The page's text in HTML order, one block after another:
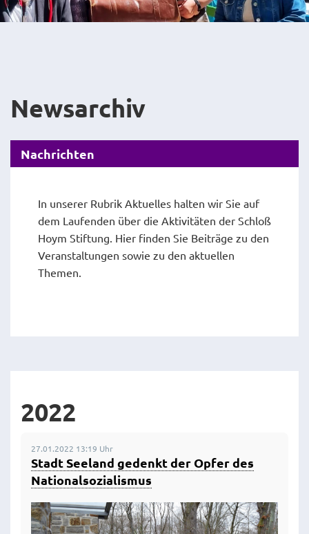
Newsarchiv
Nachrichten
In unserer Rubrik Aktuelles halten wir Sie auf
dem Laufenden über die Aktivitäten der Schloß
Hoym Stiftung. Hier finden Sie Beiträge zu den
Veranstaltungen sowie zu den aktuellen
Themen.
2022
27.01.2022 13:19 Uhr
Stadt Seeland gedenkt der Opfer des
Nationalsozialismus